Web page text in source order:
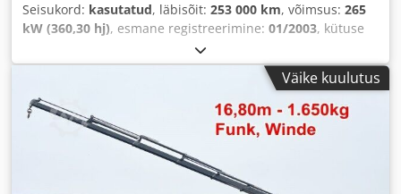
Seisukord: kasutatud, läbisõit: 253 000 km, võimsus: 265
kW (360,30 hj), esmane registreerimine: 01/2003, kütuse
14 230 kg
kandevõime:11 770 kg, kogumass:26 000 kg, rehvi
, telje konfiguratsioon: 6x4, teljevahe:
3 200 mm
mootoriga pidurdamine, juhi kabiin:
päevakabiin, ülekande tüüp: mehaaniline, heitmeklass:
, vedrustus:teras-õhk , istekohtade arv:2,
laadimisruumi pikkus:4 700 mm
, laadruumi kõrgus:800 mm
Väike kuulutus